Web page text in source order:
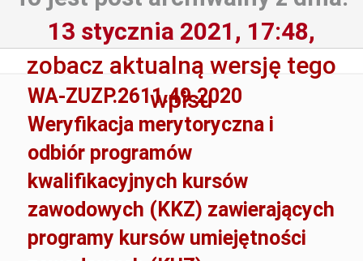
13 stycznia 2021, 17:48,
zobacz aktualną wersję tego
wpisu
WA-ZUZP.2611.49.2020
Weryfikacja merytoryczna i
odbiór programów
kwalifikacyjnych kursów
zawodowych (KKZ) zawierających
programy kursów umiejętności